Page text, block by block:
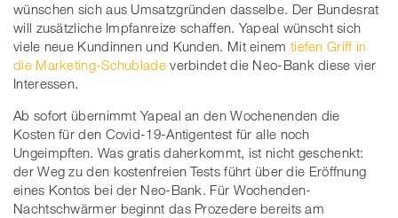
wünschen sich aus Umsatzgründen dasselbe. Der Bundesrat
will zusätzliche Impfanreize schaffen. Yapeal wünscht sich
viele neue Kundinnen und Kunden. Mit einem tiefen Griff in
die Marketing-Schubladeverbindet die Neo-Bank diese vier
Interessen.
Ab sofort übernimmt Yapeal an den Wochenenden die
Kosten für den Covid-19-Antigentest für alle noch
Ungeimpften. Was gratis daherkommt, ist nicht geschenkt:
der Weg zu den kostenfreien Tests führt über die Eröffnung
eines Kontos bei der Neo-Bank. Für Wochenden-
Nachtschwärmer beginnt das Prozedere bereits am